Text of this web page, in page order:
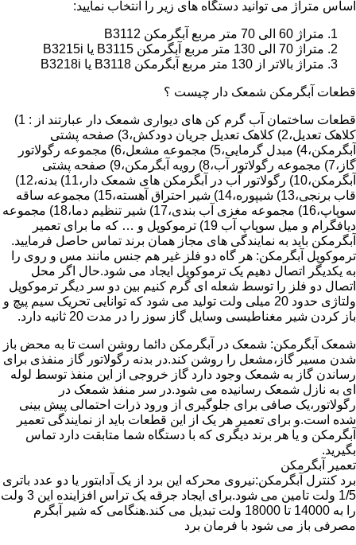
اساس متراژ می توانید دستگاه های زیر را انتخاب نمایید:
متراژ 60 الی 70 متر مربع آبگرمکن B3112
متراژ 70 الی 130 متر مربع آبگرمکن B3115 یا B3215i
متراژ بالاتر از 130 متر مربع آبگرمکن B3118 یا B3218i
قطعات آبگرمکن شمعک دار چیست ؟
قطعات ساختمان آب گرم کن های دیواری شمعک دار عبارتند از : 1)
کلاهک تعدیل،2) کلاهک تعدیل جریان دودکش،3) صفحه پشتی
آبگرمکن،4) مبدل گرمایی،5) مجموعه مشعل،6) مجموعه رگولاتور
گاز،7) مجموعه رگولاتور آب،8) رویه آبگرمکن،9) صفحه پشتی
آبگرمکن،10) رگولاتور آب در آبگرمکن های شمعک دار،11) بدنه،12)
قاب برنجی،13) شیپوره،14) شیر احتراق آهسته،15) مجموعه ساقه
سوپاپ،16) مجموعه مغزی آب بندی،17) شیر تنظیم دما،18) مجموعه
دیافگرام و میل سوپاپ آب 19) ترموکوپل و … که ما برای تعمیر
آبگرمکن باید به نمایندگی های مجاز همان برند تماس حاصل فرمایید.
ترموکوپل آبگرمکن: هر گاه دو فلز غیر هم جنس مانند مس و روی را
به یکدیگر اتصال دهیم یک ترموکوپل ایجاد می شود.حال اگر محل
اتصال دو فلز را توسط شعله ای گرم کنیم بین دو سر دیگر ترموکوپل
ولتاژی حدود 20 میلی ولت تولید می شود که توانایی تحریک سیم پیچ و
باز کردن شیر مغناطیسی وسایل گاز سوز را در مدت 20 ثانیه دارد.
شمعک آبگرمکن: شمعک در آبگرمکن دائما روشن است تا به محض باز
شدن مسیر گاز،مشعل را روشن کند.در بدنه رگولاتور گاز منفذی برای
رساندن گاز به شمعک وجود دارد گاز خروجی از این منفذ توسط لوله
ای به نازل شمعک رسانیده می شود.در سر منفذ شمعک در
رگولاتور،یک صافی برای جلوگیری از ورود ذرات احتمالی پیش بینی
شده است.و برای تعمیر هر یک از این قطعات باید از نمایندگی تعمیر
آبگرمکن و یا هر برند دیگری که با دستگاه شما متابقت دارد تماس
بگیرید.
تعمیر آبگرمکن
برد کنترل آبگرمکن:نیروی محرکه این برد از یک آدابتور یا دو عدد باتری
1/5 ولت تامین می شود.برای ایجاد جرقه یک تراس افزاینده این 3 ولت
را به 14000 تا 18000 ولت تبدیل می کند.هنگامی که شیر آبگرم
مصرفی باز می شود با فرمان برد